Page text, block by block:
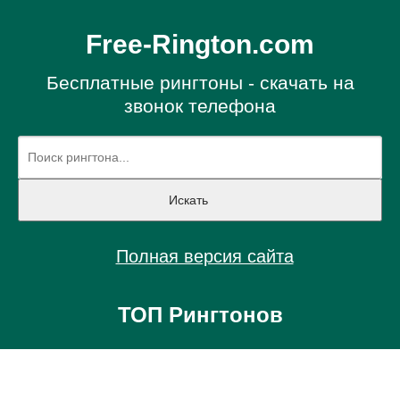
Free-Rington.com
Бесплатные рингтоны - скачать на
звонок телефона
Полная версия сайта
ТОП Рингтонов